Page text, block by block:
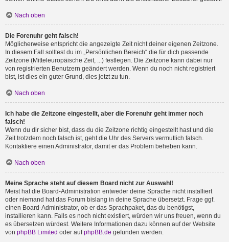
Nach oben
Die Forenuhr geht falsch!
Möglicherweise entspricht die angezeigte Zeit nicht deiner eigenen Zeitzone.
In diesem Fall solltest du im „Persönlichen Bereich“ die für dich passende
Zeitzone (Mitteleuropäische Zeit, ...) festlegen. Die Zeitzone kann dabei nur
von registrierten Benutzern geändert werden. Wenn du noch nicht registriert
bist, ist dies ein guter Grund, dies jetzt zu tun.
Nach oben
Ich habe die Zeitzone eingestellt, aber die Forenuhr geht immer noch
falsch!
Wenn du dir sicher bist, dass du die Zeitzone richtig eingestellt hast und die
Zeit trotzdem noch falsch ist, geht die Uhr des Servers vermutlich falsch.
Kontaktiere einen Administrator, damit er das Problem beheben kann.
Nach oben
Meine Sprache steht auf diesem Board nicht zur Auswahl!
Meist hat die Board-Administration entweder deine Sprache nicht installiert
oder niemand hat das Forum bislang in deine Sprache übersetzt. Frage ggf.
einen Board-Administrator, ob er das Sprachpaket, das du benötigst,
installieren kann. Falls es noch nicht existiert, würden wir uns freuen, wenn du
es übersetzen würdest. Weitere Informationen dazu können auf der Website
von phpBB Limited oder aufphpBB.de gefunden werden.